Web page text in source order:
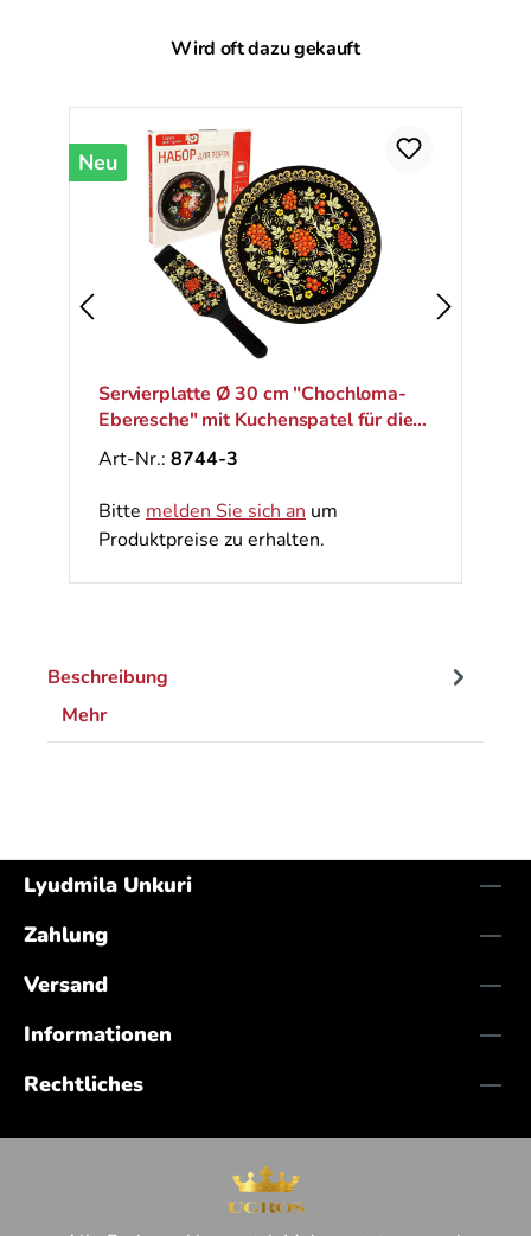
Produktgalerie überspringen
Wird oft dazu gekauft
Neu
Servierplatte Ø 30 cm "Chochloma-
Eberesche" mit Kuchenspatel für die
Torte
Art-Nr.: 8744-3
Bitte melden Sie sich an um
Produktpreise zu erhalten.
Beschreibung
Mehr
Lyudmila Unkuri
Zahlung
Versand
Informationen
Rechtliches